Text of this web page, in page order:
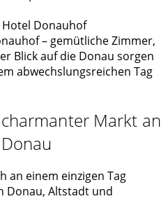
Hotel Donauhof
– gemütliche Zimmer,
Blick auf die Donau sorgen
abwechslungsreichen Tag
Markt an
an einem einzigen Tag
Donau, Altstadt und